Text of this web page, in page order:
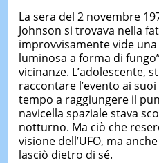
La sera del 2 novembre
Johnson si trovava nella
improvvisamente vide
luminosa a forma di
vicinanze. L’adolescente,
raccontare l’evento ai
tempo a raggiungere il
navicella spaziale stava
notturno. Ma ciò che
visione dell’UFO, ma
lasciò dietro di sé.